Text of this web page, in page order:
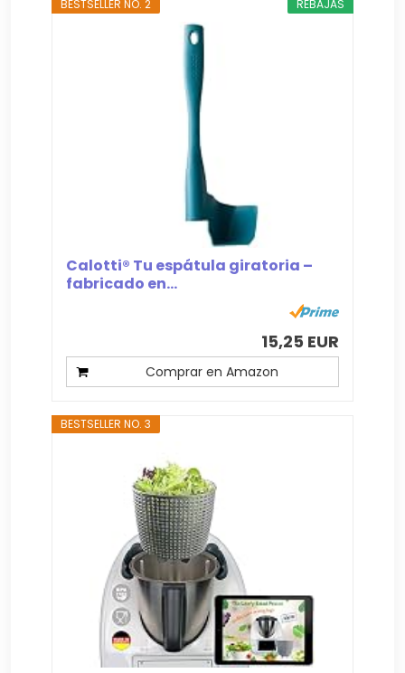
REBAJAS
BESTSELLER NO. 2
Calotti® Tu espátula giratoria –
fabricado en...
15,25 EUR
Comprar en Amazon
BESTSELLER NO. 3